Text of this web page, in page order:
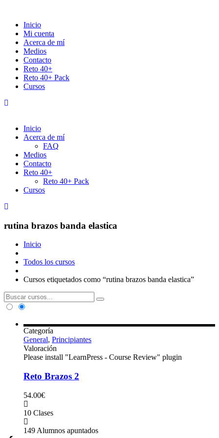
Inicio
Mi cuenta
Acerca de mí
Medios
Contacto
Reto 40+
Reto 40+ Pack
Cursos
Inicio
Acerca de mí
FAQ
Medios
Contacto
Reto 40+
Reto 40+ Pack
Cursos
rutina brazos banda elastica
Inicio
Todos los cursos
Cursos etiquetados como “rutina brazos banda elastica”
Categoría
General, Principiantes
Valoración
Please install "LearnPress - Course Review" plugin
Reto Brazos 2
54.00€
10 Clases
149 Alumnos apuntados